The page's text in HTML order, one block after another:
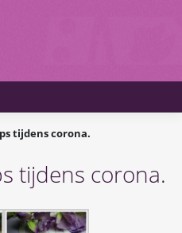
tijdens corona.
tijdens corona.